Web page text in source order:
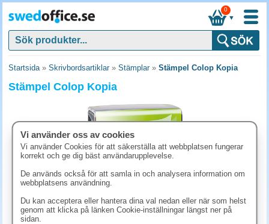
▼
0
Startsida» Skrivbordsartiklar» Stämplar» Stämpel Colop Kopia
Stämpel Colop Kopia
Vi använder oss av cookies
Vi använder Cookies för att säkerställa att webbplatsen fungerar
korrekt och ge dig bäst användarupplevelse.
De används också för att samla in och analysera information om
webbplatsens användning.
Du kan acceptera eller hantera dina val nedan eller när som helst
genom att klicka på länken Cookie-inställningar längst ner på
sidan.